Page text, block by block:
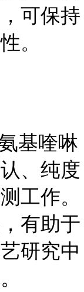
可保持
。
基喹啉
、纯度
工作。
有助于
研究中